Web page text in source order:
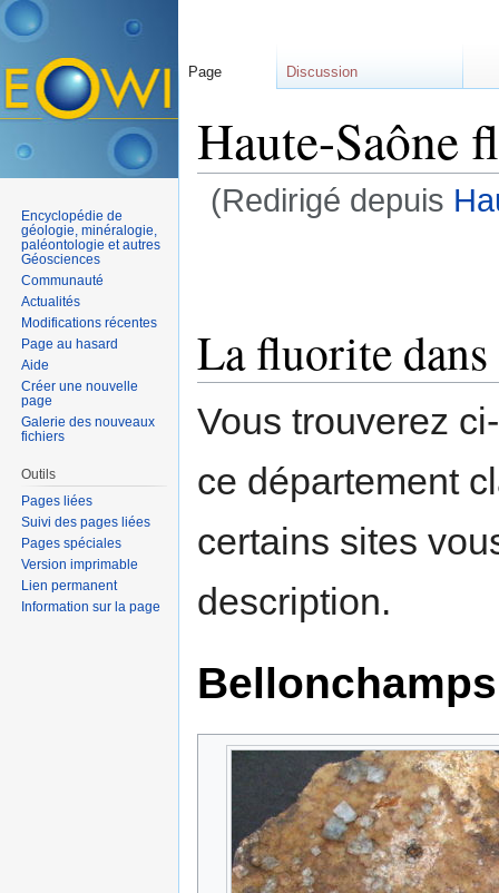
Haute-Saône
(Redirigé depuis
La fluorite
Vous trouverez
ce département
certains sites
description.
Bellonchamps
Page Discussion
Encyclopédie de
géologie, minéralogie,
paléontologie et autres
Géosciences
Communauté
Actualités
Modifications récentes
Page au hasard
Aide
Créer une nouvelle
page
Galerie des nouveaux
fichiers
Outils
Pages liées
Suivi des pages liées
Pages spéciales
Version imprimable
Lien permanent
Information sur la page